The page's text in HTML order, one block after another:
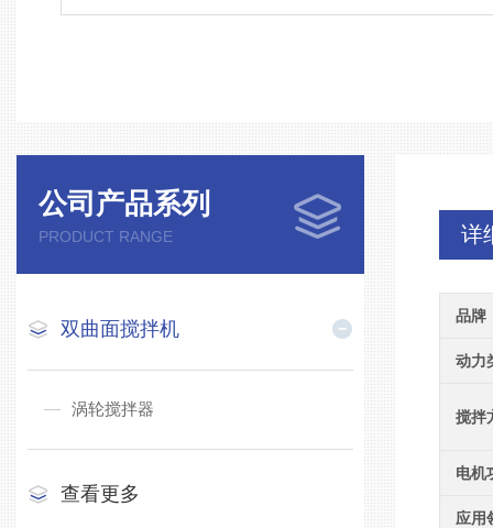
公司产品系列
PRODUCT RANGE
双曲面搅拌机
涡轮搅拌器
查看更多
详
品牌
动力
搅拌
电机
应用